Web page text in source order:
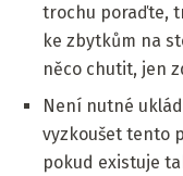
trochu poraďte,
ke zbytkům na
něco chutit, jen
Není nutné
vyzkoušet tento
pokud existuje